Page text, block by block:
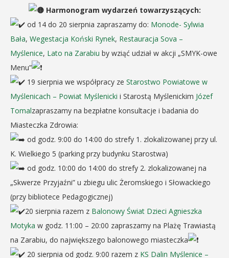
Harmonogram wydarzeń towarzyszących:
od 14 do 20 sierpnia zapraszamy do: Monode- Sylwia
Bała, Wegestacja Koński Rynek, Restauracja Sova –
Myślenice, Lato na Zarabiu by wziąć udział w akcji „SMYK-owe
Menu”
19 sierpnia we współpracy ze Starostwo Powiatowe w
Myślenicach – Powiat Myślenicki i Starostą Myślenickim Józef
Tomalzapraszamy na bezpłatne konsultacje i badania do
Miasteczka Zdrowia:
od godz. 9:00 do 14:00 do strefy 1. zlokalizowanej przy ul.
K. Wielkiego 5 (parking przy budynku Starostwa)
od godz. 10:00 do 14:00 do strefy 2. zlokalizowanej na
„Skwerze Przyjaźni” u zbiegu ulic Żeromskiego i Słowackiego
(przy bibliotece Pedagogicznej)
20 sierpnia razem z Balonowy Świat Dzieci Agnieszka
Motyka w godz. 11:00 – 20:00 zapraszamy na Plażę Trawiastą
na Zarabiu, do największego balonowego miasteczka
20 sierpnia od godz. 9:00 razem z KS Dalin Myślenice –